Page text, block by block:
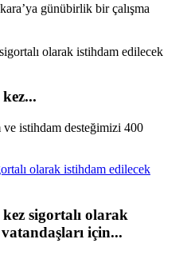
günübirlik bir çalışma
istihdam desteğimizi 400
olarak istihdam edilecek
sigortalı olarak
için...